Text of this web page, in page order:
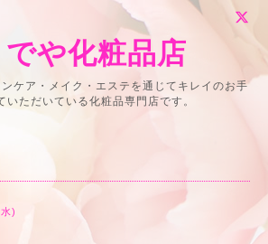
でや化粧品店
ケア・メイク・エステを通じてキレイのお手
いただいている化粧品専門店です。
)